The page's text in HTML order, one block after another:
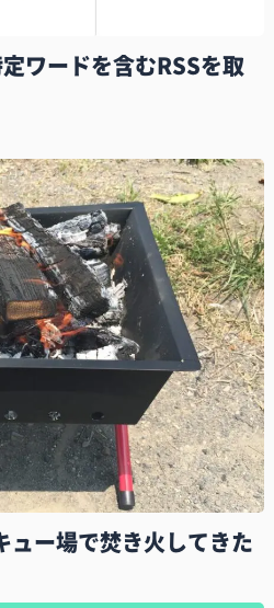
ワードを含むRSSを取
ュー場で焚き火してきた